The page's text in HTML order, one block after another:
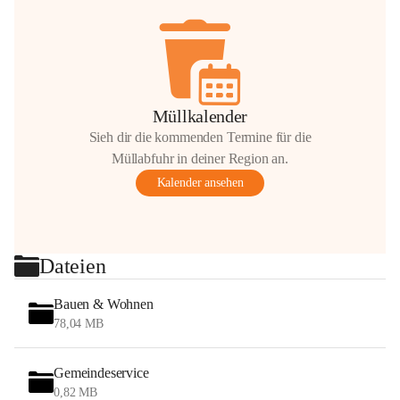
Müllkalender
Sieh dir die kommenden Termine für die
Müllabfuhr in deiner Region an.
Kalender ansehen
Dateien
Bauen & Wohnen
78,04 MB
Gemeindeservice
0,82 MB